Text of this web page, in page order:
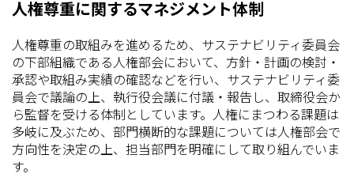
人権尊重に関するマネジメント体制
人権尊重の取組みを進めるため、サステナビリティ委員会
の下部組織である人権部会において、方針・計画の検討・
承認や取組み実績の確認などを行い、サステナビリティ委
員会で議論の上、執行役​会議に付議・報告し、取締役会か
ら監督​を受ける体制としています。人権にまつわる​課題は
多岐に及ぶた​め、部門横断的な課題については人権部会で
方向性を決定の上、担当部門を明確にして取り組んでいま
す。​